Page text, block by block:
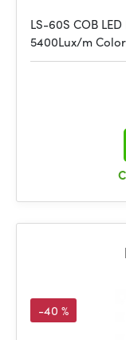
LS-60S COB
5400Lux/m
-40 %